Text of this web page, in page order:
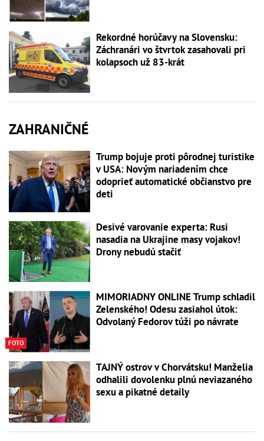
Rekordné horúčavy na Slovensku:
Záchranári vo štvrtok zasahovali pri
kolapsoch už 83-krát
ZAHRANIČNÉ
Trump bojuje proti pôrodnej turistike
v USA: Novým nariadením chce
odoprieť automatické občianstvo pre
deti
Desivé varovanie experta: Rusi
nasadia na Ukrajine masy vojakov!
Drony nebudú stačiť
FOTO
MIMORIADNY ONLINE Trump schladil
Zelenského! Odesu zasiahol útok:
Odvolaný Fedorov túži po návrate
TAJNÝ ostrov v Chorvátsku! Manželia
odhalili dovolenku plnú neviazaného
sexu a pikatné detaily